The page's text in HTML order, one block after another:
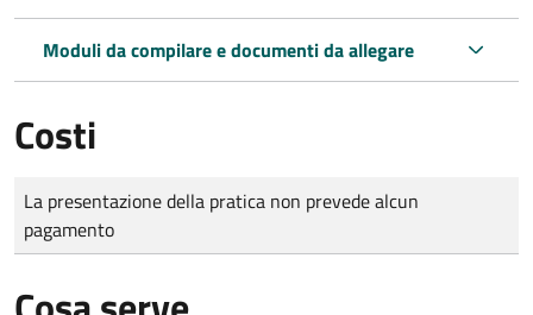
Moduli da compilare e documenti da allegare
Costi
Tipo di pagamento
Importo
La presentazione della pratica non prevede alcun
pagamento